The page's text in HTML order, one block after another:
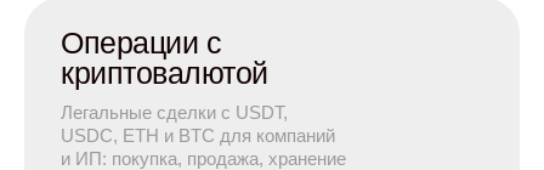
Операции с
криптовалютой
Легальные сделки с USDT,
USDC, ETH и BTC для компаний
и ИП: покупка, продажа, хранение